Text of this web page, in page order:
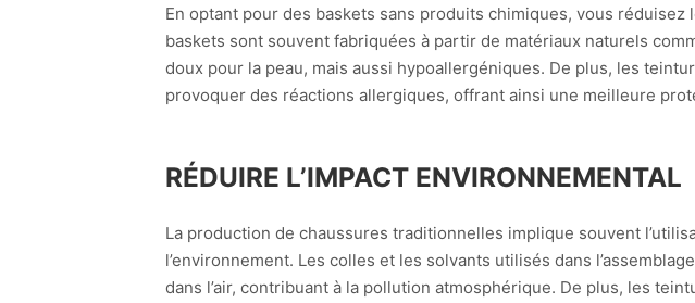
En optant pour des baskets sans produits chimiques, vous
baskets sont souvent fabriquées à partir de matériaux naturels
doux pour la peau, mais aussi hypoallergéniques. De plus, les
provoquer des réactions allergiques, offrant ainsi une meilleure
RÉDUIRE L’IMPACT ENVIRONNEMENTAL
La production de chaussures traditionnelles implique souvent
l’environnement. Les colles et les solvants utilisés dans
dans l’air, contribuant à la pollution atmosphérique. De plus, les